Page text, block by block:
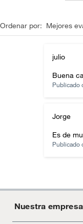
Ordenar por: Mejores
julio
Buena
Publicado
Jorge
Es de
Publicado
Nuestra empresa